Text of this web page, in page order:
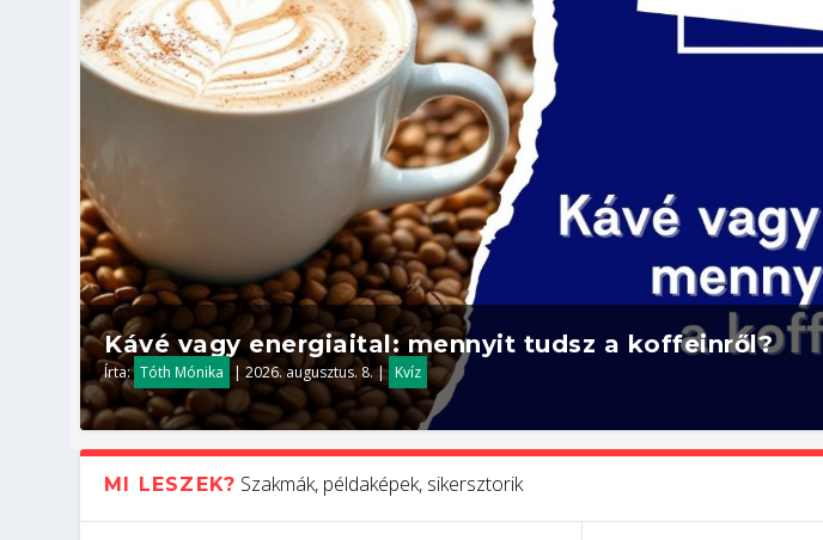
Kávé vagy energiaital: mennyit tudsz a koffeinről?
Írta: Tóth Mónika |2026. augusztus. 8.| Kvíz
MI LESZEK? Szakmák, példaképek, sikersztorik